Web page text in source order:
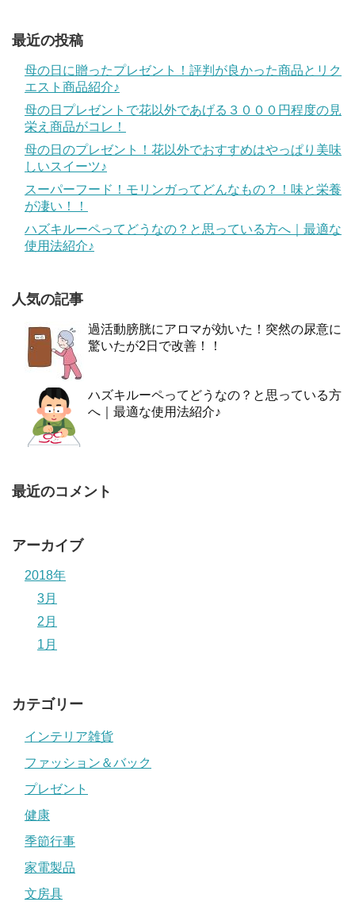
最近の投稿
母の日に贈ったプレゼント！評判が良かった商品とリク
エスト商品紹介♪
母の日プレゼントで花以外であげる３０００円程度の見
栄え商品がコレ！
母の日のプレゼント！花以外でおすすめはやっぱり美味
しいスイーツ♪
スーパーフード！モリンガってどんなもの？！味と栄養
が凄い！！
ハズキルーペってどうなの？と思っている方へ｜最適な
使用法紹介♪
人気の記事
過活動膀胱にアロマが効いた！突然の尿意に
驚いたが2日で改善！！
ハズキルーペってどうなの？と思っている方
へ｜最適な使用法紹介♪
最近のコメント
アーカイブ
2018年
3月
2月
1月
カテゴリー
インテリア雑貨
ファッション＆バック
プレゼント
健康
季節行事
家電製品
文房具